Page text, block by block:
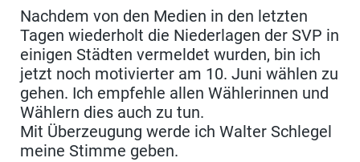
Nachdem von den Medien in den letzten
Tagen wiederholt die Niederlagen der SVP in
einigen Städten vermeldet wurden, bin ich
jetzt noch motivierter am 10. Juni wählen zu
gehen. Ich empfehle allen Wählerinnen und
Wählern dies auch zu tun.
Mit Überzeugung werde ich Walter Schlegel
meine Stimme geben.